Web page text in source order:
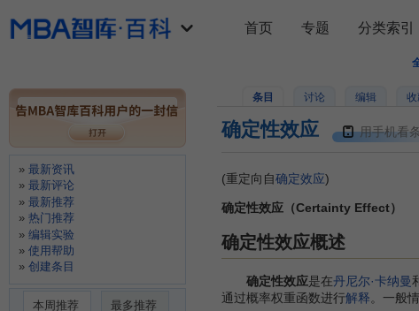
条目 讨论 编辑 收
确定性效应 用手机看
(重定向自确定效应)
确定性效应（Certainty Effect）
确定性效应概述
确定性效应是在丹尼尔·卡纳曼
通过概率权重函数进行解释。一般
首页 专题 分类索引
最新资讯
最新评论
最新推荐
热门推荐
编辑实验
使用帮助
创建条目
本周推荐
最多推荐